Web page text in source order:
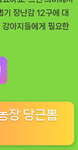
아
기
필
수
기 장난감 12구에 대
아지들에게 필요한
장 당근뽑